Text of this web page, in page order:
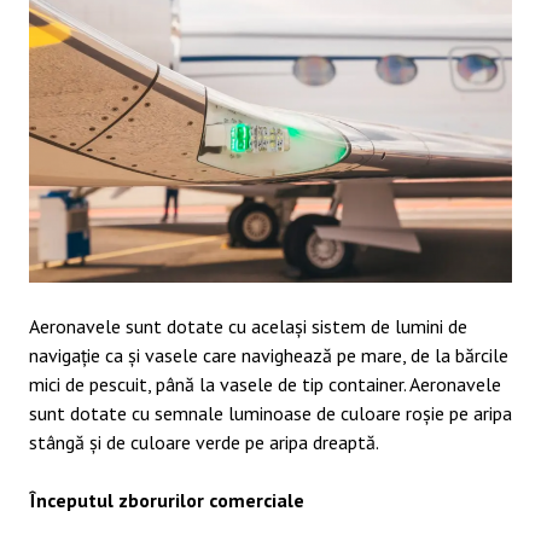
Aeronavele sunt dotate cu același sistem de lumini de
navigație ca și vasele care navighează pe mare, de la bărcile
mici de pescuit, până la vasele de tip container. Aeronavele
sunt dotate cu semnale luminoase de culoare roșie pe aripa
stângă și de culoare verde pe aripa dreaptă.
Începutul zborurilor comerciale